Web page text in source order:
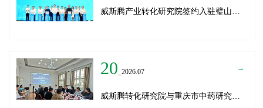
20 _2026.07 →
威斯腾转化研究院与重庆市中药研究院深化战略合作，共筑中医药产学研创新生态